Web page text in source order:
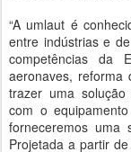
“A umlaut é
entre indústrias e
competências da
aeronaves, reforma
trazer uma
com o
forneceremos uma
Projetada a partir